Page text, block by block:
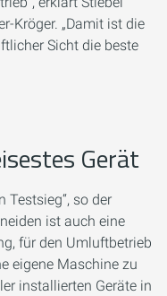
Kröger. „Damit ist die
Sicht die beste
Gerät
Testsieg“, so der
ist auch eine
für den Umluftbetrieb
eigene Maschine zu
installierten Geräte in